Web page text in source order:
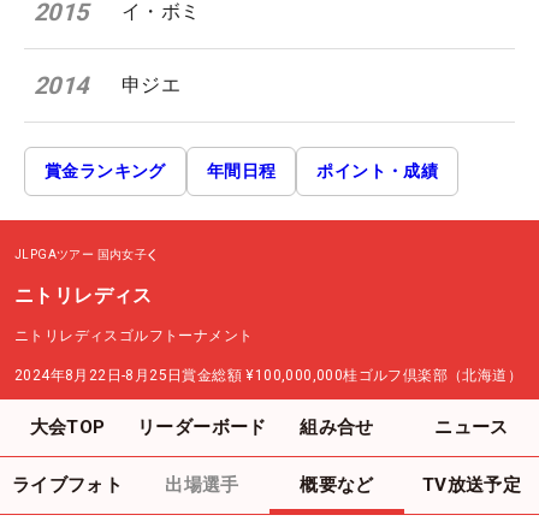
2015 イ・ボミ
2014 申ジエ
賞金ランキング 年間日程 ポイント・成績
JLPGAツアー 国内女子
ニトリレディス
ニトリレディスゴルフトーナメント
2024年8月22日-8月25日賞金総額 ¥100,000,000桂ゴルフ倶楽部（北海道）
大会TOP リーダーボード 組み合せ ニュース
ライブフォト 出場選手 概要など TV放送予定